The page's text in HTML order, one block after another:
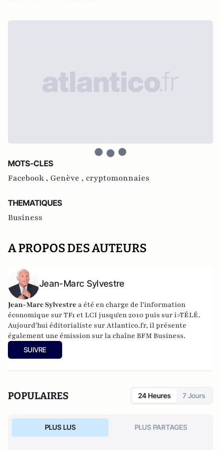
MOTS-CLES
Facebook , Genève , cryptomonnaies
THEMATIQUES
Business
A PROPOS DES AUTEURS
Jean-Marc Sylvestre
Jean-Marc Sylvestre a été en charge de l'information
économique sur TF1 et LCI jusqu'en 2010 puis sur i>TÉLÉ.
Aujourd'hui éditorialiste sur Atlantico.fr, il présente
également une émission sur la chaîne BFM Business.
SUIVRE
POPULAIRES 24 Heures 7 Jours
PLUS LUS PLUS PARTAGES